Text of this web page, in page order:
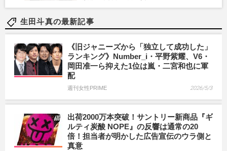
生田斗真の最新記事
《旧ジャニーズから「独立して成功した」
ランキング》Number_i・平野紫耀、V6・
岡田准一ら抑えた1位は嵐・二宮和也に軍
配
週刊女性PRIME 2026/5/3
出荷2000万本突破！サントリー新商品『ギ
ルティ炭酸 NOPE』の反響は通常の20
倍！担当者が明かした広告宣伝のウラ側と
真意